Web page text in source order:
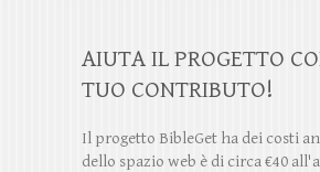
AIUTA IL PROGETTO
TUO CONTRIBUTO!
Il progetto BibleGet ha dei costi
dello spazio web è di circa €40